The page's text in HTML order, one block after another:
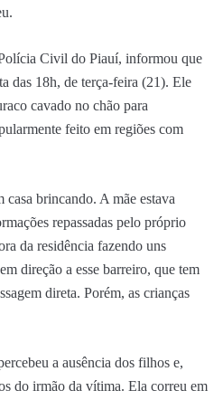
Civil do Piauí, informou que
das 18h, de terça-feira (21). Ele
cavado no chão para
feito em regiões com
casa brincando. A mãe estava
repassadas pelo próprio
da residência fazendo uns
direção a esse barreiro, que tem
direta. Porém, as crianças
a ausência dos filhos e,
do irmão da vítima. Ela correu em